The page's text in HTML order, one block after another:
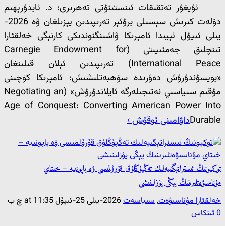
ئۇيغۇر تەتقىقات ئىنستىتۇتى تەھرىرى: د. ئابدۇرېھىم
دۆلەت كىرىش سېسىلى برۇئېر تەرىپىدىن يېزىلغان ۋە 2026-
يىلى ئىيۇل ئېيىدا ئامېرىكا ۋاشىنگتوندىكى كارنېگى خەلقئارا
تىنچلىق جەمئىيىتى (Carnegie Endowment for
International Peace) تەرىپىدىن ئېلان قىلىنغان
«بويسۇندۇرۇش دەۋرىدە سۆھبەتلىشىش: ئامېرىكا كۈچىنى
مۇقىم سىياسىي نەتىجىلەرگە ئايلاندۇرۇش» (Negotiating an
Age of Conquest: Converting American Power Into
Durableداۋامىنى ئوقۇش ›
توكيونىڭ ئىستراتېگىيەلىك تەڭپۇڭلۇق قۇرۇلمىسى ۋە ياپونىيە – خىتاي
مۇناسىۋەتلىرىنىڭ يېڭى يۈزلىنىشى
خەلقئارا مۇناسىۋەت,سىياسەت2026-يىلى 25-ئىيۇل at 11:35 چ ب
0 ئىنكاس